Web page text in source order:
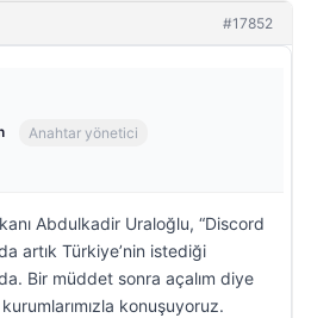
#17852
Anahtar yönetici
Abdulkadir Uraloğlu, “Discord
artık Türkiye’nin istediği
Bir müddet sonra açalım diye
konuşuyoruz.